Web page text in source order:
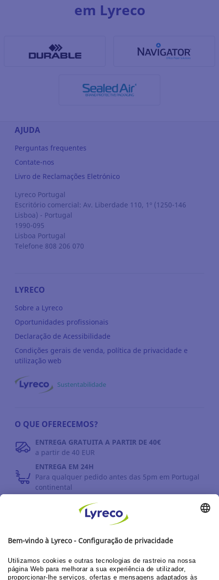
em Lyreco
AJUDA
Perguntas frequentes
Contate-nos
Livro de Reclamações Eletrónico
Lyreco Portugal
Escritório comercial: Av. Liberdade 110, 1º (1250-146
Lisboa) - Portugal
1990-095
Lisboa Portugal
Telefone 808 206 070
LYRECO
Sobre a Lyreco
Oportunidades profissionais
Declaração de Acessibilidade
Condições gerais de venda, política de privacidade e
utilização web
Sustentabilidade
O QUE OFERECEMOS?
ENTREGA GRATUITA A PARTIR DE 40€
a partir de 40 EUR
ENTREGA EM 24H
Para qualquer pedido antes das 5pm em Portugal
continental
Prazo até 30 dias
DESCUBRA OS NOSSOS CATÁLOGOS E GUIAS
Guia do utilizador Web
Documentação corporativa